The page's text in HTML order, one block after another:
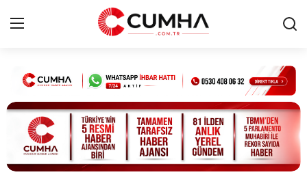
Kurumsal
Cumhurbaşkanlığı
Bakanlıklar